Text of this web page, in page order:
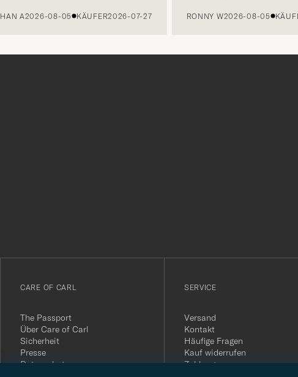
A2026-08-05 KÄUFER2026-07-27 RONNY W2026-08-05 KÄUFER
till
nyhetsbrev!
CARE OF CARL
The Passport
Über Care of Carl
Sicherheit
Presse
Datenschutz
SERVICE
Versand
Kontakt
Häufige Fragen
Kauf widerrufen
Zahlung